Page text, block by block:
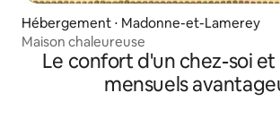
Hébergement ⋅ Madonne-et-Lamerey
Maison chaleureuse
Le confort d'un chez-soi
mensuels